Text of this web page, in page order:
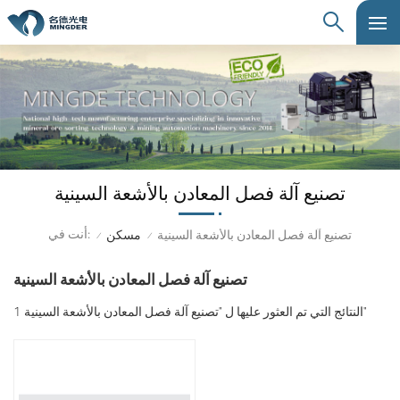
تصنيع آلة فصل المعادن بالأشعة السينية
أنت في: / مسكن / تصنيع آلة فصل المعادن بالأشعة السينية
تصنيع آلة فصل المعادن بالأشعة السينية
1 النتائج التي تم العثور عليها ل "تصنيع آلة فصل المعادن بالأشعة السينية"